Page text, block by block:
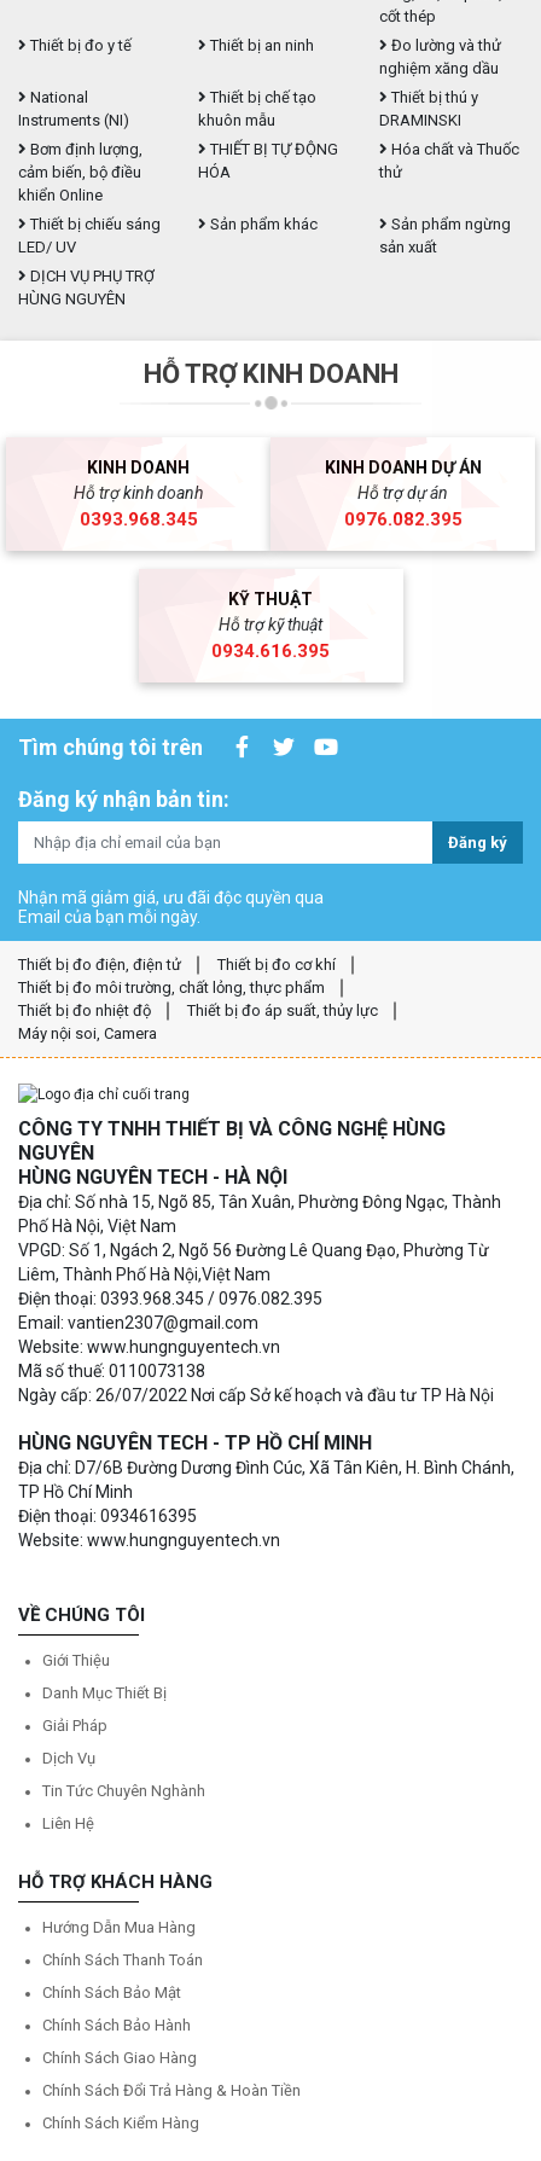
cốt thép
Thiết bị đo y tế
Thiết bị an ninh
Đo lường và thử
nghiệm xăng dầu
National
Instruments (NI)
Thiết bị chế tạo
khuôn mẫu
Thiết bị thú y
DRAMINSKI
Bơm định lượng,
cảm biến, bộ điều
khiển Online
THIẾT BỊ TỰ ĐỘNG
HÓA
Hóa chất và Thuốc
thử
Thiết bị chiếu sáng
LED/ UV
Sản phẩm khác
Sản phẩm ngừng
sản xuất
DỊCH VỤ PHỤ TRỢ
HÙNG NGUYÊN
HỖ TRỢ KINH DOANH
KINH DOANH
Hỗ trợ kinh doanh
0393.968.345
KINH DOANH DỰ ÁN
Hỗ trợ dự án
0976.082.395
KỸ THUẬT
Hỗ trợ kỹ thuật
0934.616.395
Tìm chúng tôi trên
Đăng ký nhận bản tin:
Đăng ký
Nhận mã giảm giá, ưu đãi độc quyền qua
Email của bạn mỗi ngày.
Thiết bị đo điện, điện tử
Thiết bị đo cơ khí
Thiết bị đo môi trường, chất lỏng, thực phẩm
Thiết bị đo nhiệt độ
Thiết bị đo áp suất, thủy lực
Máy nội soi, Camera
CÔNG TY TNHH THIẾT BỊ VÀ CÔNG NGHỆ HÙNG
NGUYÊN
HÙNG NGUYÊN TECH - HÀ NỘI
Địa chỉ: Số nhà 15, Ngõ 85, Tân Xuân, Phường Đông Ngạc, Thành
Phố Hà Nội, Việt Nam
VPGD: Số 1, Ngách 2, Ngõ 56 Đường Lê Quang Đạo, Phường Từ
Liêm, Thành Phố Hà Nội,Việt Nam
Điện thoại: 0393.968.345 / 0976.082.395
Email: vantien2307@gmail.com
Website: www.hungnguyentech.vn
Mã số thuế: 0110073138
Ngày cấp: 26/07/2022 Nơi cấp Sở kế hoạch và đầu tư TP Hà Nội
HÙNG NGUYÊN TECH - TP HỒ CHÍ MINH
Địa chỉ: D7/6B Đường Dương Đình Cúc, Xã Tân Kiên, H. Bình Chánh,
TP Hồ Chí Minh
Điện thoại: 0934616395
Website: www.hungnguyentech.vn
VỀ CHÚNG TÔI
Giới Thiệu
Danh Mục Thiết Bị
Giải Pháp
Dịch Vụ
Tin Tức Chuyên Nghành
Liên Hệ
HỖ TRỢ KHÁCH HÀNG
Hướng Dẫn Mua Hàng
Chính Sách Thanh Toán
Chính Sách Bảo Mật
Chính Sách Bảo Hành
Chính Sách Giao Hàng
Chính Sách Đổi Trả Hàng & Hoàn Tiền
Chính Sách Kiểm Hàng